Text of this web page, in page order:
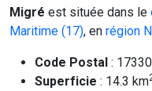
Migré est située dans le
Maritime (17), en région
Code Postal : 17330
Superficie : 14.3 km